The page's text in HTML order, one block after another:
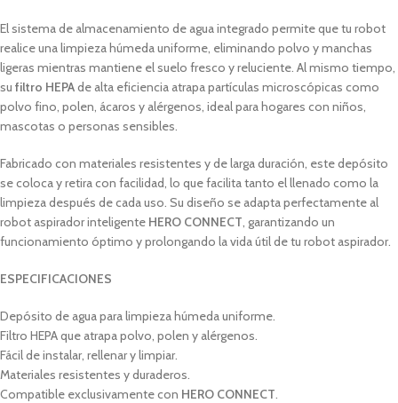
El sistema de almacenamiento de agua integrado permite que tu robot
realice una limpieza húmeda uniforme, eliminando polvo y manchas
ligeras mientras mantiene el suelo fresco y reluciente. Al mismo tiempo,
su filtro HEPAde alta eficiencia atrapa partículas microscópicas como
polvo fino, polen, ácaros y alérgenos, ideal para hogares con niños,
mascotas o personas sensibles.
Fabricado con materiales resistentes y de larga duración, este depósito
se coloca y retira con facilidad, lo que facilita tanto el llenado como la
limpieza después de cada uso. Su diseño se adapta perfectamente al
robot aspirador inteligente HERO CONNECT , garantizando un
funcionamiento óptimo y prolongando la vida útil de tu robot aspirador.
ESPECIFICACIONES
Depósito de agua para limpieza húmeda uniforme.
Filtro HEPA que atrapa polvo, polen y alérgenos.
Fácil de instalar, rellenar y limpiar.
Materiales resistentes y duraderos.
Compatible exclusivamente con HERO CONNECT